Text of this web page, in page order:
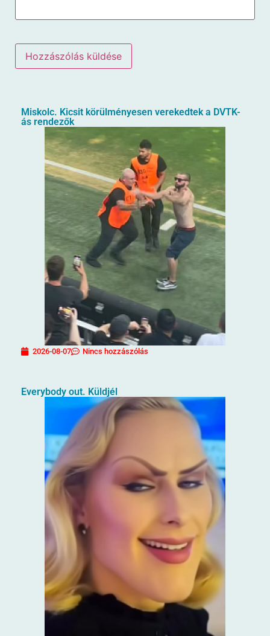
Miskolc. Kicsit körülményesen verekedtek a DVTK-
ás rendezők
2026-08-07 Nincs hozzászólás
Everybody out. Küldjél